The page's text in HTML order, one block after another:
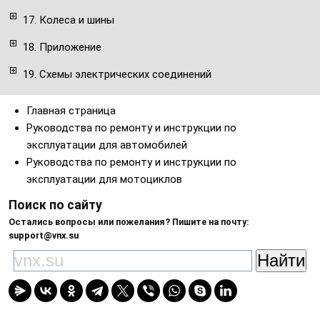
17. Колеса и шины
18. Приложение
19. Схемы электрических соединений
Главная страница
Руководства по ремонту и инструкции по
эксплуатации для автомобилей
Руководства по ремонту и инструкции по
эксплуатации для мотоциклов
Поиск по сайту
Остались вопросы или пожелания? Пишите на почту:
support@vnx.su